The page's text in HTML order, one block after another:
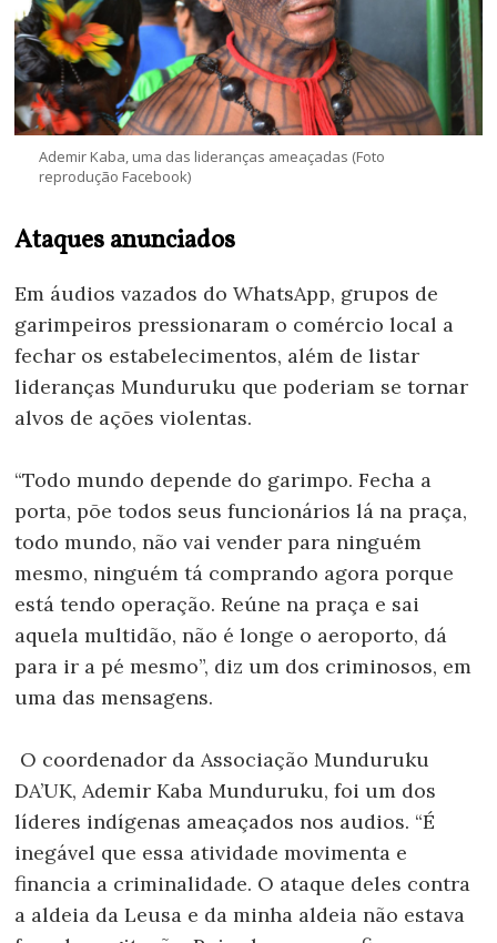
Ademir Kaba, uma das lideranças ameaçadas (Foto
reprodução Facebook)
Ataques anunciados
Em áudios vazados do WhatsApp, grupos de
garimpeiros pressionaram o comércio local a
fechar os estabelecimentos, além de listar
lideranças Munduruku que poderiam se tornar
alvos de ações violentas.
“Todo mundo depende do garimpo. Fecha a
porta, põe todos seus funcionários lá na praça,
todo mundo, não vai vender para ninguém
mesmo, ninguém tá comprando agora porque
está tendo operação. Reúne na praça e sai
aquela multidão, não é longe o aeroporto, dá
para ir a pé mesmo”, diz um dos criminosos, em
uma das mensagens.
O coordenador da Associação Munduruku
DA’UK, Ademir Kaba Munduruku, foi um dos
líderes indígenas ameaçados nos audios. “É
inegável que essa atividade movimenta e
financia a criminalidade. O ataque deles contra
a aldeia da Leusa e da minha aldeia não estava